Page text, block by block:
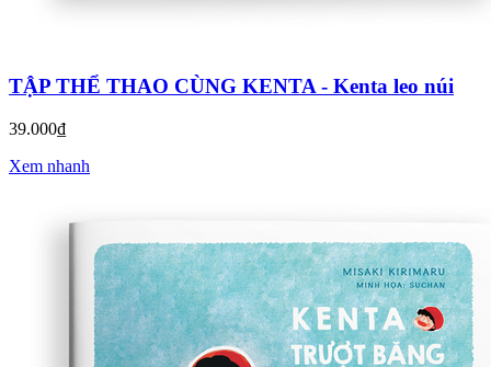
TẬP THỂ THAO CÙNG KENTA - Kenta leo núi
39.000₫
Xem nhanh